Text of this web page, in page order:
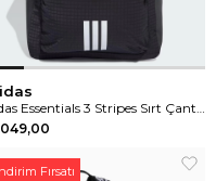
Fırsatı